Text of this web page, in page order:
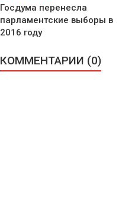
Госдума перенесла
парламентские выборы в
2016 году
КОММЕНТАРИИ (0)